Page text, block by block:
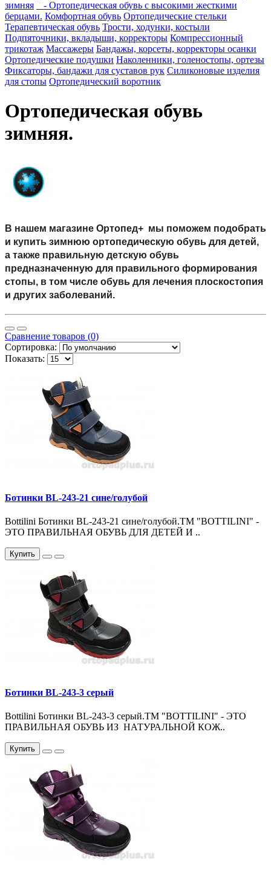
зимняя
- Ортопедическая обувь с высокими жесткими
берцами. Комфортная обувь Ортопедические стельки
Терапевтическая обувь Трости, ходунки, костыли
Подпяточники, вкладыши, корректоры Компрессионный
трикотаж Массажеры Бандажы, корсеты, корректоры осанки
Ортопедические подушки Наколенники, голеностопы, ортезы
Фиксаторы, бандажи для суставов рук Силиконовые изделия
для стопы Ортопедический воротник
Ортопедическая обувь
зимняя.
В нашем магазине Ортопед+ мы поможем подобрать
и купить зимнюю ортопедическую обувь для детей,
а также правильную детскую обувь
предназначенную для правильного формирования
стопы, в том числе обувь для лечения плоскостопия
и других заболеваний.
Сравнение товаров (0)
Сортировка:
Показать:
Ботинки BL-243-21 сине/голубой
Bottilini Ботинки BL-243-21 сине/голубой.ТМ "BOTTILINI" -
ЭТО ПРАВИЛЬНАЯ ОБУВЬ ДЛЯ ДЕТЕЙ И ..
Купить
Ботинки BL-243-3 серый
Bottilini Ботинки BL-243-3 серый.ТМ "BOTTILINI" - ЭТО
ПРАВИЛЬНАЯ ОБУВЬ ИЗ НАТУРАЛЬНОЙ КОЖ..
Купить